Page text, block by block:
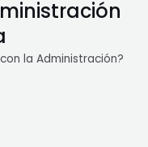
la Administración?